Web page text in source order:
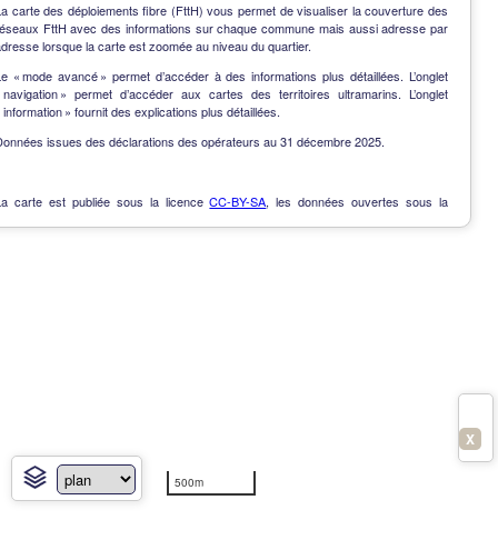
500m
carte des déploiements fibre (FttH) vous permet de visualiser la couverture des
FttH avec des informations sur chaque commune mais aussi adresse par
lorsque la carte est zoomée au niveau du quartier.
« mode avancé » permet d’accéder à des informations plus détaillées. L’onglet
navigation » permet d’accéder aux cartes des territoires ultramarins. L’onglet
information » fournit des explications plus détaillées.
issues des déclarations des opérateurs au 31 décembre 2025.
carte est publiée sous la licenceCC-BY-SA, les données ouvertes sous la
X